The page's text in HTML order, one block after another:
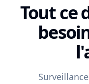
Tout ce